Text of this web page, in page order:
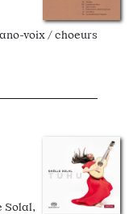
voix / choeurs
Solal,